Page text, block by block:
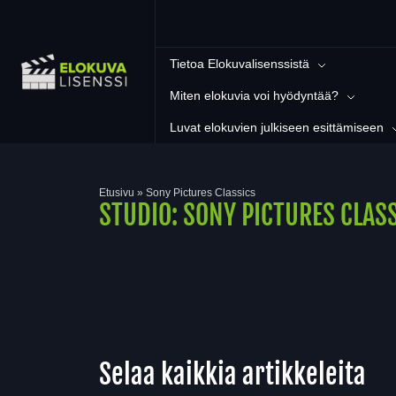
Tietoa Elokuvalisenssistä
Miten elokuvia voi hyödyntää?
Luvat elokuvien julkiseen esittämiseen
Etusivu » Sony Pictures Classics
STUDIO: SONY PICTURES
Selaa kaikkia artikkeleita